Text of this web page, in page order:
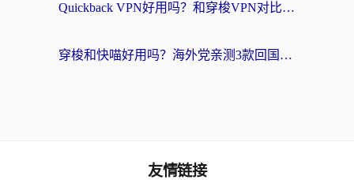
Quickback VPN好用吗？和穿梭VPN对比哪个回国效果更好？海外党必看的真实测评与选择指南
穿梭和快喵好用吗？海外党亲测3款回国加速器，附日本回国VPN避坑指南
友情链接